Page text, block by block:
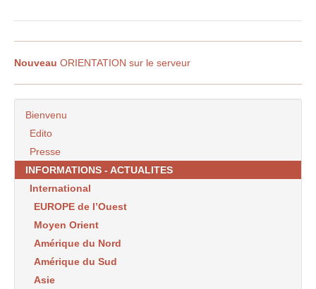
Nouveau ORIENTATION sur le serveur
Bienvenu
Edito
Presse
INFORMATIONS - ACTUALITES
International
EUROPE de l’Ouest
Moyen Orient
Amérique du Nord
Amérique du Sud
Asie